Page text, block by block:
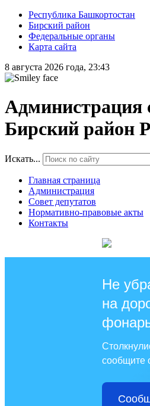
Республика Башкортостан
Бирский район
Федеральные органы
Карта сайта
8 августа 2026 года, 23:43
Администрация
Бирский район
Искать...
Главная страница
Администрация
Совет депутатов
Нормативно-правовые акты
Контакты
Не
на
сообщите